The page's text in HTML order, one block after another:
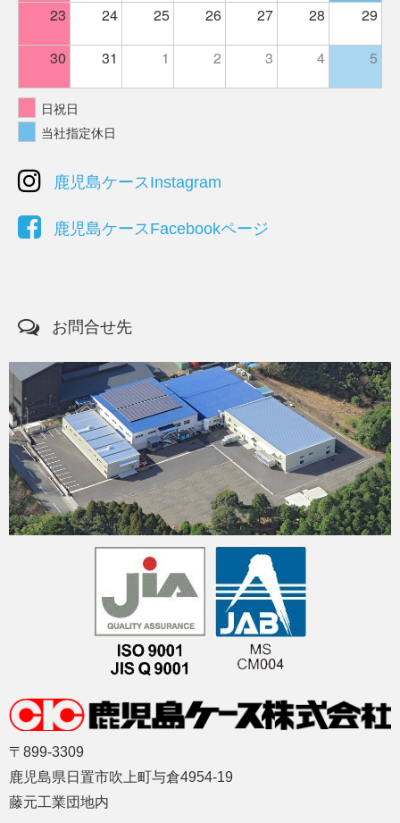
23 24 25 26 27 28 29
30 31 1 2 3 4 5
日祝日
当社指定休日
鹿児島ケースInstagram
鹿児島ケースFacebookページ
お問合せ先
〒899-3309
鹿児島県日置市吹上町与倉4954-19
藤元工業団地内